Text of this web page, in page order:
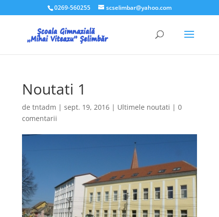
0269-560255 scselimbar@yahoo.com
Noutati 1
de tntadm | sept. 19, 2016| Ultimele noutati | 0
comentarii